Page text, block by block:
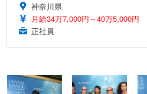
神奈川県
月給34万7,000円～40万5,000円
正社員